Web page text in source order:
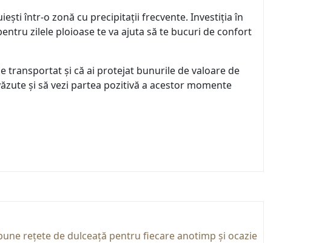
într-o zonă cu precipitații frecvente. Investiția în
zilele ploioase te va ajuta să te bucuri de confort
transportat și că ai protejat bunurile de valoare de
și să vezi partea pozitivă a acestor momente
rețete de dulceață pentru fiecare anotimp și ocazie